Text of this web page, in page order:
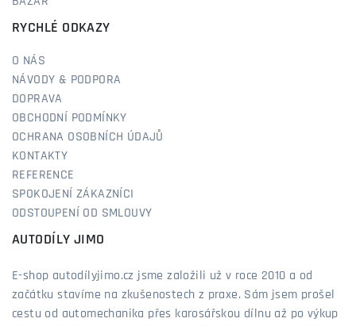
RYCHLÉ ODKAZY
O NÁS
NÁVODY & PODPORA
DOPRAVA
OBCHODNÍ PODMÍNKY
OCHRANA OSOBNÍCH ÚDAJŮ
KONTAKTY
REFERENCE
SPOKOJENÍ ZÁKAZNÍCI
ODSTOUPENÍ OD SMLOUVY
AUTODÍLY JIMO
E-shop autodílyjimo.cz jsme založili už v roce 2010 a od
začátku stavíme na zkušenostech z praxe. Sám jsem prošel
cestu od automechanika přes karosářskou dílnu až po výkup